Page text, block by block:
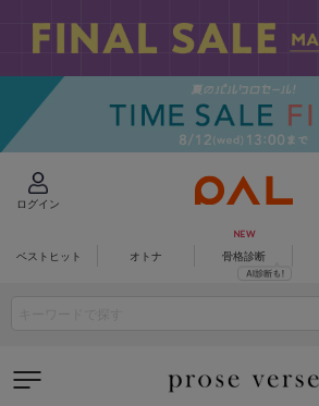
ログイン
ベストヒット オトナ 骨格診断